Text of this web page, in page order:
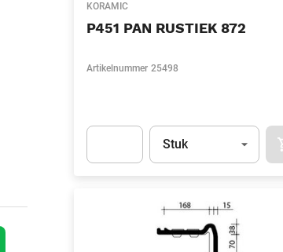
KORAMIC
P451 PAN RUSTIEK 872
Artikelnummer 25498
Eenheid
Stuk